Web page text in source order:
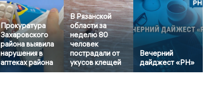
Прокуратура
Захаровского
района выявила
нарушения в
аптеках района
В Рязанской
области за
неделю 80
человек
пострадали от
укусов клещей
Вечерний
дайджест «РН»